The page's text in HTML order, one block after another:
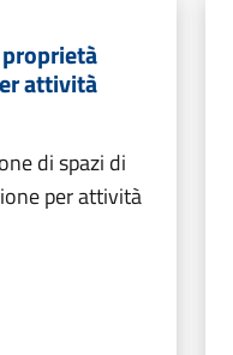
attività
di spazi di
per attività